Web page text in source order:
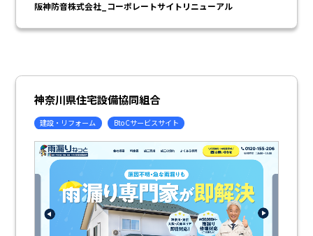
阪神防音株式会社_コーポレートサイトリニューアル
神奈川県住宅設備協同組合
建設・リフォーム BtoCサービスサイト